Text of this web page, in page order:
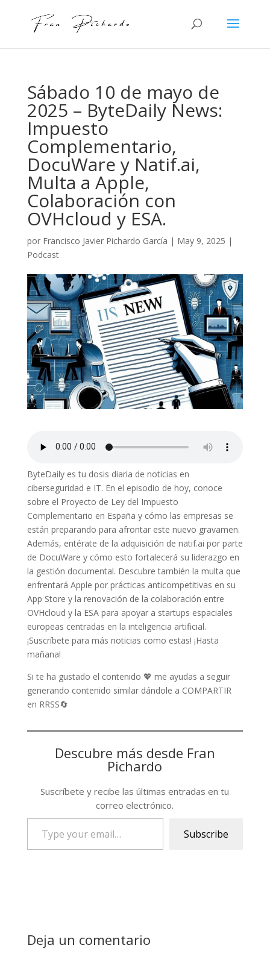
Sábado 10 de mayo de
2025 – ByteDaily News:
Impuesto
Complementario,
DocuWare y Natif.ai,
Multa a Apple,
Colaboración con
OVHcloud y ESA.
por Francisco Javier Pichardo García | May 9, 2025 |
Podcast
ByteDaily es tu dosis diaria de noticias en
ciberseguridad e IT. En el episodio de hoy, conoce
sobre el Proyecto de Ley del Impuesto
Complementario en España y cómo las empresas se
están preparando para afrontar este nuevo gravamen.
Además, entérate de la adquisición de natif.ai por parte
de DocuWare y cómo esto fortalecerá su liderazgo en
la gestión documental. Descubre también la multa que
enfrentará Apple por prácticas anticompetitivas en su
App Store y la renovación de la colaboración entre
OVHcloud y la ESA para apoyar a startups espaciales
europeas centradas en la inteligencia artificial.
¡Suscríbete para más noticias como estas! ¡Hasta
mañana!
Si te ha gustado el contenido 💖 me ayudas a seguir
generando contenido similar dándole a COMPARTIR
en RRSS🔄
Descubre más desde Fran
Pichardo
Suscríbete y recibe las últimas entradas en tu
correo electrónico.
email…
Subscribe
Deja un comentario